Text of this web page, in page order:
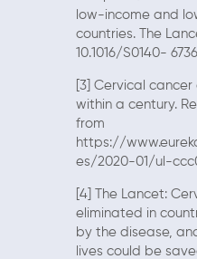
low-income and
countries. The
10.1016/S0140-
[3] Cervical
within a century.
from
https://
es/2020-01/ul-
[4] The Lancet:
eliminated in
by the disease,
lives could be